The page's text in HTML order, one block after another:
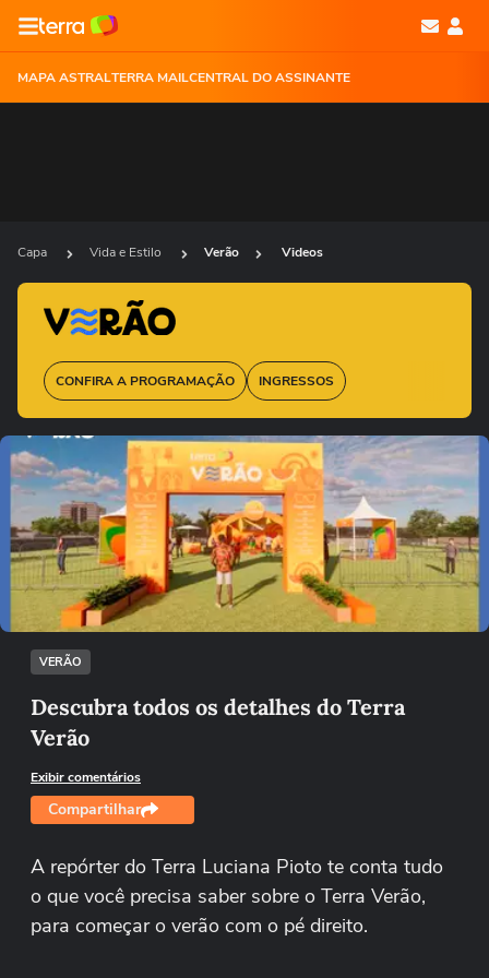
MAPA ASTRALTERRA MAILCENTRAL DO ASSINANTE
Capa Vida e Estilo Verão Videos
CONFIRA A PROGRAMAÇÃO INGRESSOS
Ops!
Não foi possível reproduzir o vídeo
Tentar novamente
VERÃO
Descubra todos os detalhes do Terra
Verão
Exibir comentários
Compartilhar
A repórter do Terra Luciana Pioto te conta tudo
o que você precisa saber sobre o Terra Verão,
para começar o verão com o pé direito.